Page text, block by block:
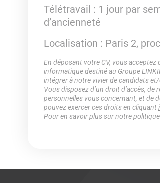
Télétravail : 1 jour par
d’ancienneté
Localisation : Paris 2,
En déposant votre CV, vous
informatique destiné au Groupe
intégrer à notre vivier de candidats
Vous disposez d’un droit d’accès,
personnelles vous concernant, et de
pouvez exercer ces droits en cliquant
Pour en savoir plus sur notre